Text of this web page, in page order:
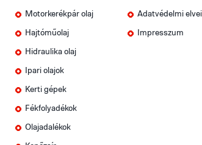
Motorkerékpár olaj
Hajtóműolaj
Hidraulika olaj
Ipari olajok
Kerti gépek
Fékfolyadékok
Olajadalékok
Adatvédelmi
Impresszum